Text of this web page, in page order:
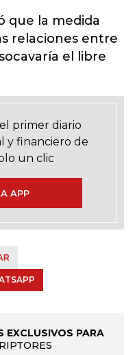
que la medida
relaciones entre
el libre
primer diario
y financiero de
un clic
APP
EXCLUSIVOS PARA